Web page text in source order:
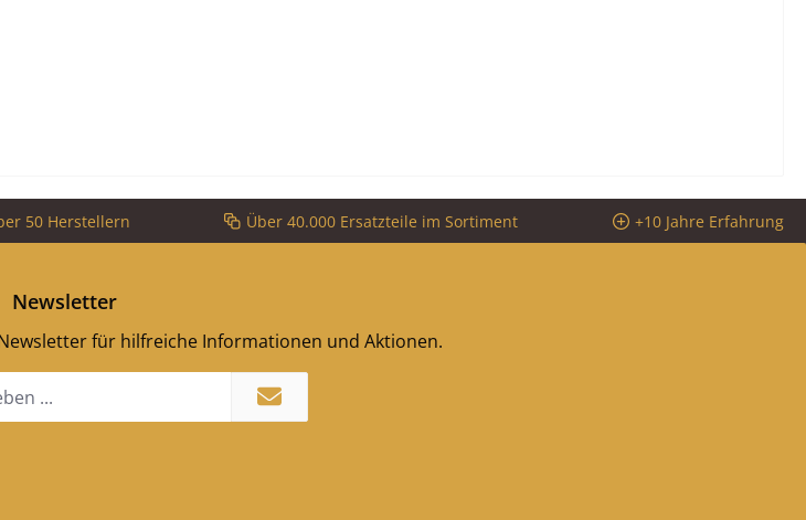
50 Herstellern Über 40.000 Ersatzteile im Sortiment +10 Jahre Erfahrung
Newsletter
für hilfreiche Informationen und Aktionen.